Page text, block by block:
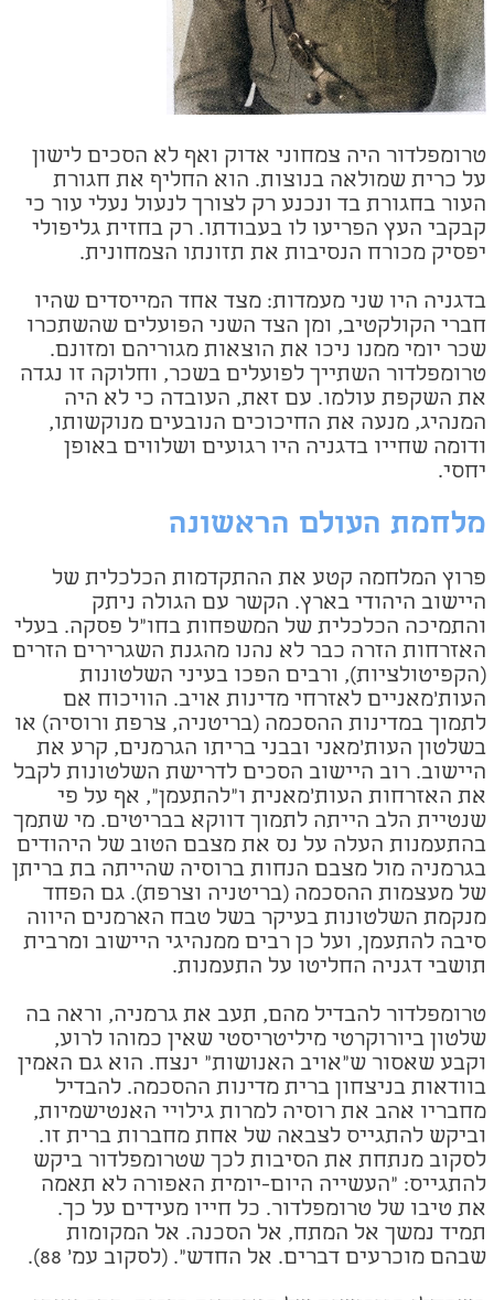
טרומפלדור היה צמחוני אדוק ואף לא הסכים לישון
על כרית שמולאה בנוצות. הוא החליף את חגורת
העור בחגורת בד ונכנע רק לצורך לנעול נעלי עור כי
קבקבי העץ הפריעו לו בעבודתו. רק בחזית גליפולי
יפסיק מכורח הנסיבות את תזונתו הצמחונית.
בדגניה היו שני מעמדות: מצד אחד המייסדים שהיו
חברי הקולקטיב, ומן הצד השני הפועלים שהשתכרו
שכר יומי ממנו ניכו את הוצאות מגוריהם ומזונם.
טרומפלדור השתייך לפועלים בשכר, וחלוקה זו נגדה
את השקפת עולמו. עם זאת, העובדה כי לא היה
המנהיג, מנעה את החיכוכים הנובעים מנוקשותו,
ודומה שחייו בדגניה היו רגועים ושלווים באופן
יחסי.
מלחמת העולם הראשונה
פרוץ המלחמה קטע את ההתקדמות הכלכלית של
היישוב היהודי בארץ. הקשר עם הגולה ניתק
והתמיכה הכלכלית של המשפחות בחו"ל פסקה. בעלי
האזרחות הזרה כבר לא נהנו מהגנת השגרירים הזרים
(הקפיטולציות), ורבים הפכו בעיני השלטונות
העות'מאניים לאזרחי מדינות אויב. הוויכוח אם
לתמוך במדינות ההסכמה (בריטניה, צרפת ורוסיה) או
בשלטון העות'מאני ובבני בריתו הגרמנים, קרע את
היישוב. רוב היישוב הסכים לדרישת השלטונות לקבל
את האזרחות העות'מאנית ו"להתעמן", אף על פי
שנטיית הלב הייתה לתמוך דווקא בבריטים. מי שתמך
בהתעמנות העלה על נס את מצבם הטוב של היהודים
בגרמניה מול מצבם הנחות ברוסיה שהייתה בת בריתן
של מעצמות ההסכמה (בריטניה וצרפת). גם הפחד
מנקמת השלטונות בעיקר בשל טבח הארמנים היווה
סיבה להתעמן, ועל כן רבים ממנהיגי היישוב ומרבית
תושבי דגניה החליטו על התעמנות.
טרומפלדור להבדיל מהם, תעב את גרמניה, וראה בה
שלטון ביורוקרטי מיליטריסטי שאין כמוהו לרוע,
וקבע שאסור ש"אויב האנושות" ינצח. הוא גם האמין
בוודאות בניצחון ברית מדינות ההסכמה. להבדיל
מחבריו אהב את רוסיה למרות גילויי האנטישמיות,
וביקש להתגייס לצבאה של אחת מחברות ברית זו.
לסקוב מנתחת את הסיבות לכך שטרומפלדור ביקש
להתגייס: "העשייה היום-יומית האפורה לא תאמה
את טיבו של טרומפלדור. כל חייו מעידים על כך.
תמיד נמשך אל המתח, אל הסכנה. אל המקומות
שבהם מוכרעים דברים. אל החדש". (לסקוב עמ' 88)
.